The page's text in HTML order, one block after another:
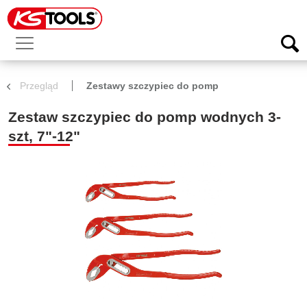
Przegląd Zestawy szczypiec do pomp
Zestaw szczypiec do pomp wodnych 3-
szt, 7"-12"